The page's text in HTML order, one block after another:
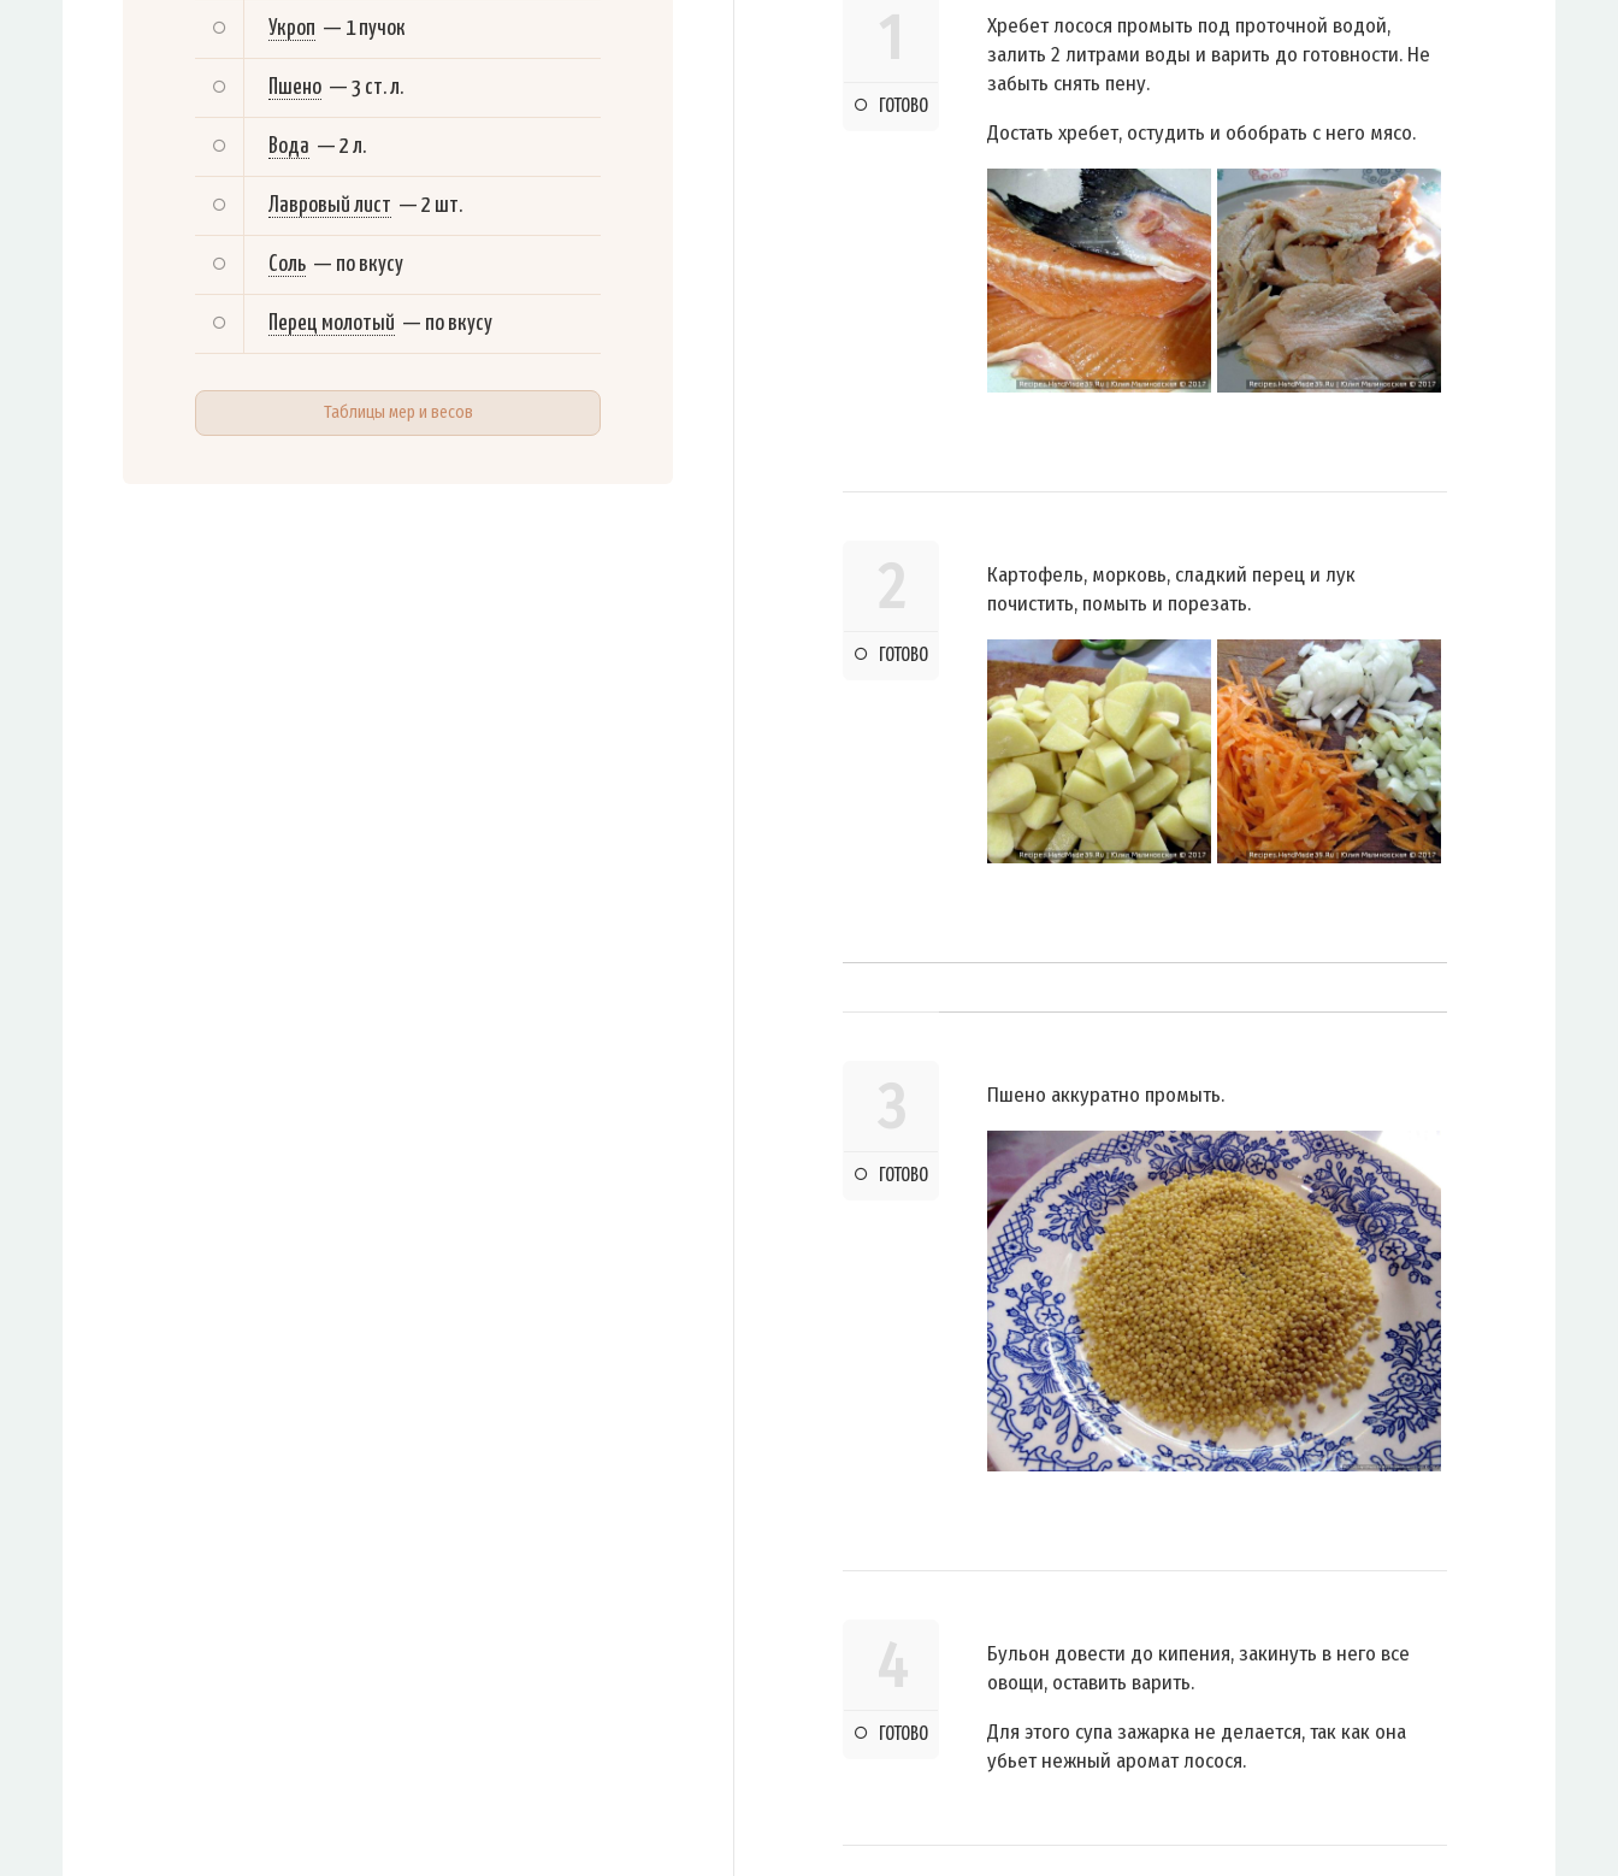
Укроп — 1 пучок
Пшено — 3 ст. л.
Вода — 2 л.
Лавровый лист — 2 шт.
Соль — по вкусу
Перец молотый — по вкусу
Таблицы мер и весов
1
ГОТОВО
Хребет лосося промыть под проточной водой,
залить 2 литрами воды и варить до готовности. Не
забыть снять пену.
Достать хребет, остудить и обобрать с него мясо.
2
ГОТОВО
Картофель, морковь, сладкий перец и лук
почистить, помыть и порезать.
3
ГОТОВО
Пшено аккуратно промыть.
4
ГОТОВО
Бульон довести до кипения, закинуть в него все
овощи, оставить варить.
Для этого супа зажарка не делается, так как она
убьет нежный аромат лосося.